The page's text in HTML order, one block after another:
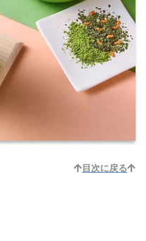
目次に戻る